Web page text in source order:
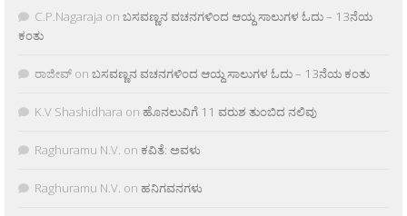
C.P.Nagaraja on ಬಸವಣ್ಣನ ವಚನಗಳಿಂದ ಆಯ್ದ ಸಾಲುಗಳ ಓದು – 13ನೆಯ
ಕಂತು
ರಾಜೀವ್ on ಬಸವಣ್ಣನ ವಚನಗಳಿಂದ ಆಯ್ದ ಸಾಲುಗಳ ಓದು – 13ನೆಯ ಕಂತು
K.V Shashidhara on ಹೊನಲುವಿಗೆ 11 ವರುಶ ತುಂಬಿದ ನಲಿವು
Raghuramu N.V. on ಕವಿತೆ: ಅವಳು
Raghuramu N.V. on ಹನಿಗವನಗಳು